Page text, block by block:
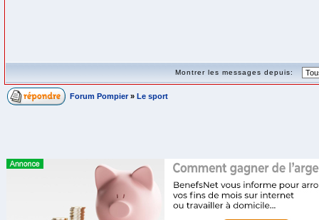
Montrer les messages depuis:
Forum Pompier » Le sport